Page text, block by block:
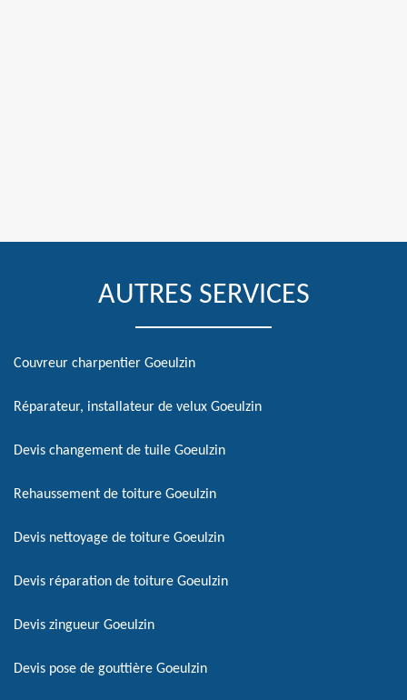
AUTRES SERVICES
Couvreur charpentier Goeulzin
Réparateur, installateur de velux Goeulzin
Devis changement de tuile Goeulzin
Rehaussement de toiture Goeulzin
Devis nettoyage de toiture Goeulzin
Devis réparation de toiture Goeulzin
Devis zingueur Goeulzin
Devis pose de gouttière Goeulzin